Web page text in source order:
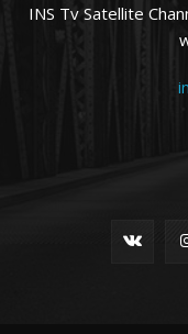
INS Tv Satellite